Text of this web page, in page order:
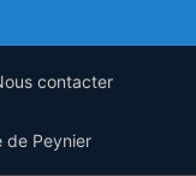
contacter
Peynier